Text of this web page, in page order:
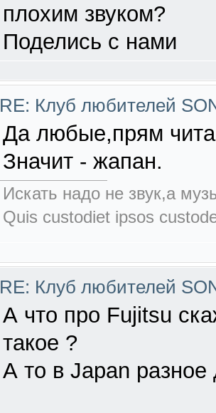
плохим звуком?
Поделись с нами
RE: Клуб любителей
Да любые,прям
Значит - жапан.
Искать надо не звук,а
Quis custodiet ipsos
RE: Клуб любителей
А что про Fujitsu
такое ?
А то в Japan разное